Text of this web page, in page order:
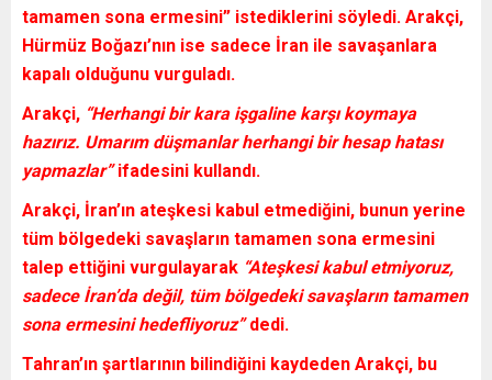
tamamen sona ermesini” istediklerini söyledi. Arakçi,
Hürmüz Boğazı’nın ise sadece İran ile savaşanlara
kapalı olduğunu vurguladı.
Arakçi, “Herhangi bir kara işgaline karşı koymaya
hazırız. Umarım düşmanlar herhangi bir hesap hatası
yapmazlar”ifadesini kullandı.
Arakçi, İran’ın ateşkesi kabul etmediğini, bunun yerine
tüm bölgedeki savaşların tamamen sona ermesini
talep ettiğini vurgulayarak “Ateşkesi kabul etmiyoruz,
sadece İran’da değil, tüm bölgedeki savaşların tamamen
sona ermesini hedefliyoruz”dedi.
Tahran’ın şartlarının bilindiğini kaydeden Arakçi, bu